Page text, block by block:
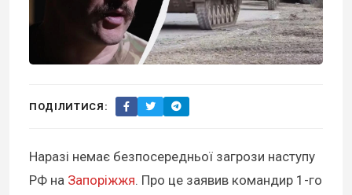
ПОДІЛИТИСЯ:
Наразі немає безпосередньої загрози наступу
РФ на Запоріжжя. Про це заявив командир 1-го